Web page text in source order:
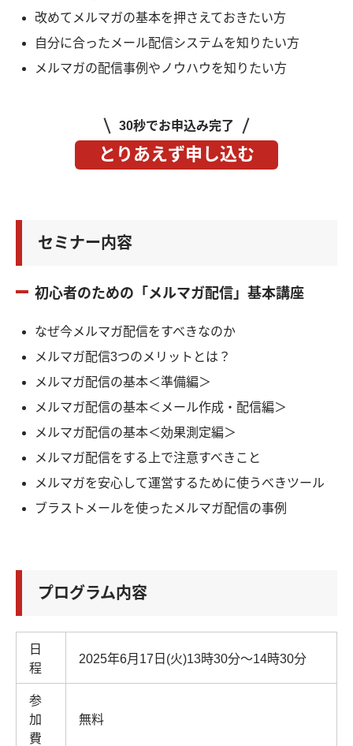
改めてメルマガの基本を押さえておきたい方
自分に合ったメール配信システムを知りたい方
メルマガの配信事例やノウハウを知りたい方
30秒でお申込み完了
とりあえず申し込む
セミナー内容
初心者のための「メルマガ配信」基本講座
なぜ今メルマガ配信をすべきなのか
メルマガ配信3つのメリットとは？
メルマガ配信の基本＜準備編＞
メルマガ配信の基本＜メール作成・配信編＞
メルマガ配信の基本＜効果測定編＞
メルマガ配信をする上で注意すべきこと
メルマガを安心して運営するために使うべきツール
ブラストメールを使ったメルマガ配信の事例
プログラム内容
日
程
2025年6月17日(火)13時30分～14時30分
参
加
費
無料